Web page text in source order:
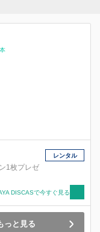
1枚プレゼ
レンタル
DISCASで今すぐ見る
っと見る